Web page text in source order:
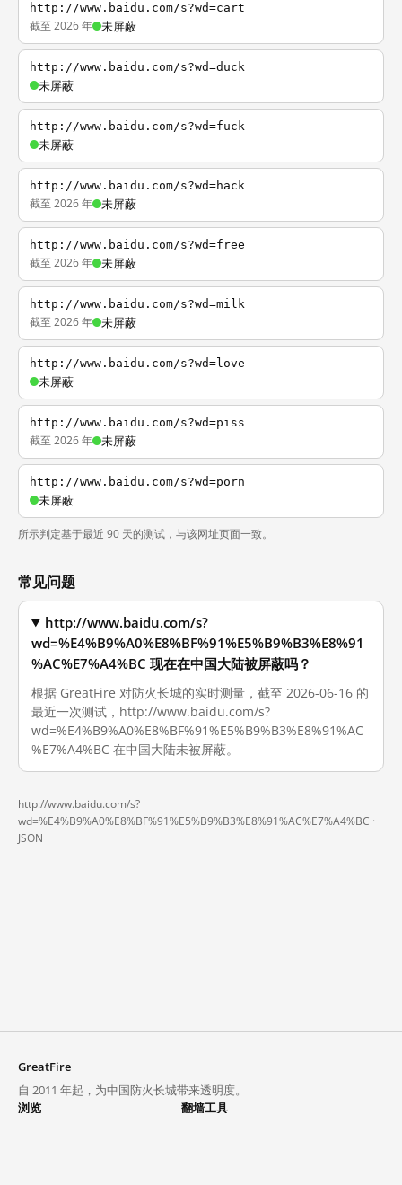
http://www.baidu.com/s?wd=cart
截至 2026 年 未屏蔽
http://www.baidu.com/s?wd=duck
未屏蔽
http://www.baidu.com/s?wd=fuck
未屏蔽
http://www.baidu.com/s?wd=hack
截至 2026 年 未屏蔽
http://www.baidu.com/s?wd=free
截至 2026 年 未屏蔽
http://www.baidu.com/s?wd=milk
截至 2026 年 未屏蔽
http://www.baidu.com/s?wd=love
未屏蔽
http://www.baidu.com/s?wd=piss
截至 2026 年 未屏蔽
http://www.baidu.com/s?wd=porn
未屏蔽
所示判定基于最近 90 天的测试，与该网址页面一致。
常见问题
http://www.baidu.com/s?
wd=%E4%B9%A0%E8%BF%91%E5%B9%B3%E8%91
%AC%E7%A4%BC 现在在中国大陆被屏蔽吗？
根据 GreatFire 对防火长城的实时测量，截至 2026-06-16 的
最近一次测试，http://www.baidu.com/s?
wd=%E4%B9%A0%E8%BF%91%E5%B9%B3%E8%91%AC
%E7%A4%BC 在中国大陆未被屏蔽。
http://www.baidu.com/s?
wd=%E4%B9%A0%E8%BF%91%E5%B9%B3%E8%91%AC%E7%A4%BC ·
JSON
GreatFire
自 2011 年起，为中国防火长城带来透明度。
浏览
翻墙工具